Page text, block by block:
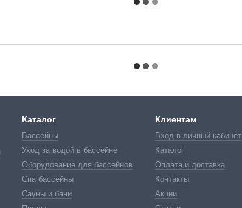
Каталог
Бассейны
Уход за водой в бассейне
Оборудование для бассейнов
Спа бассейны
Сауны и бани
Клиентам
Вход в личный кабинет
Каталог
Оплата и доставка
Контакты
Акции